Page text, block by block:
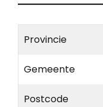
Provincie
Gemeente
Postcode